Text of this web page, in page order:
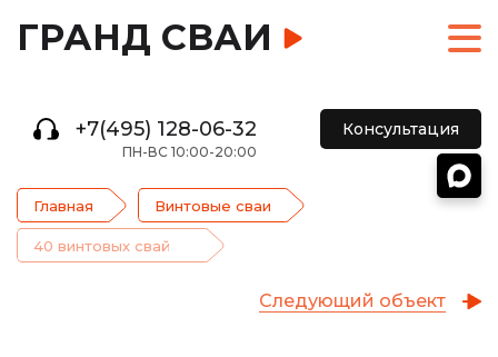
ГРАНД СВАИ
+7(495) 128-06-32
ПН-ВС 10:00-20:00
Консультация
Главная Винтовые сваи
40 винтовых свай
Следующий объект